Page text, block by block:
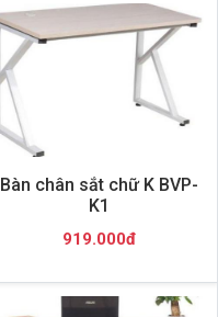
Bàn chân sắt chữ K BVP-
K1
919.000đ